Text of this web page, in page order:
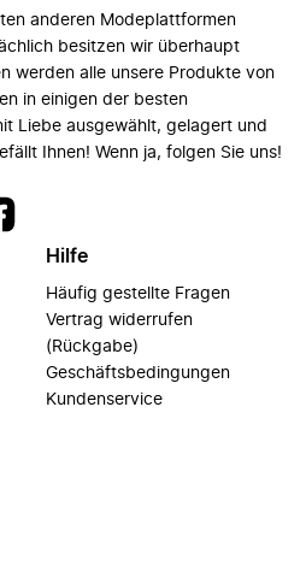
anderen Modeplattformen
besitzen wir überhaupt
werden alle unsere Produkte von
in einigen der besten
Liebe ausgewählt, gelagert und
Ihnen! Wenn ja, folgen Sie uns!
Hilfe
Häufig gestellte Fragen
Vertrag widerrufen
(Rückgabe)
Geschäftsbedingungen
Kundenservice